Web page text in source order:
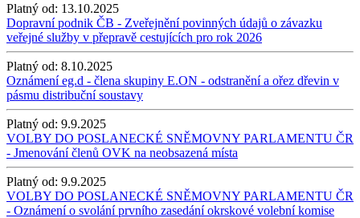
Platný od: 13.10.2025
Dopravní podnik ČB - Zveřejnění povinných údajů o závazku
veřejné služby v přepravě cestujících pro rok 2026
Platný od: 8.10.2025
Oznámení eg.d - člena skupiny E.ON - odstranění a ořez dřevin v
pásmu distribuční soustavy
Platný od: 9.9.2025
VOLBY DO POSLANECKÉ SNĚMOVNY PARLAMENTU ČR
- Jmenování členů OVK na neobsazená místa
Platný od: 9.9.2025
VOLBY DO POSLANECKÉ SNĚMOVNY PARLAMENTU ČR
- Oznámení o svolání prvního zasedání okrskové volební komise